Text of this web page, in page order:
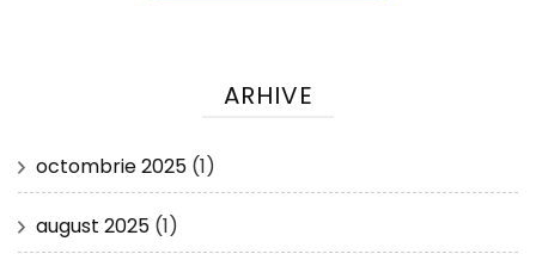
ARHIVE
octombrie 2025 (1)
august 2025 (1)